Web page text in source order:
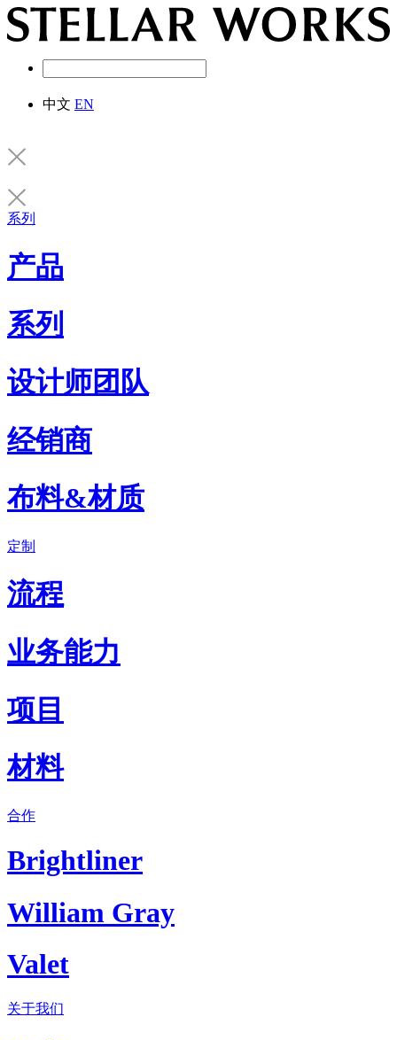
中文 EN
系列
产品
系列
设计师团队
经销商
布料&材质
定制
流程
业务能力
项目
材料
合作
Brightliner
William Gray
Valet
关于我们